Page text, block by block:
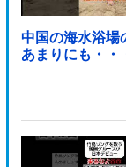
中国の海水浴場
あまりにも・・